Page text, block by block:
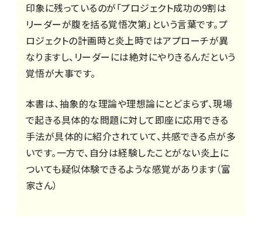
印象に残っているのが「プロジェクト成功の9割は
リーダーが腹を括る覚悟次第」という言葉です。プ
ロジェクトの計画時と炎上時ではアプローチが異
なりますし、リーダーには絶対にやりきるんだという
覚悟が大事です。
本書は、抽象的な理論や理想論にとどまらず、現場
で起きる具体的な問題に対して即座に応用できる
手法が具体的に紹介されていて、共感できる点が多
いです。一方で、自分は経験したことがない炎上に
ついても疑似体験できるような感覚があります（富
家さん）